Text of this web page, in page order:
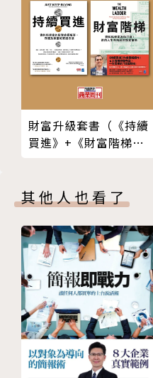
●遊戲化怎麼做？遊戲化
動力
周郁凱創發八角框架（
理論、動機心理學和行
為八種核心動力，設計
體驗！
【核心動力1：重大使命與
時間撰寫維基百科，為拓
【核心動力2 ：進度與成
享受挑戰積分、得到勳
Bay賣家持續達標，將擁
【核心動力3：賦予創造力
《農場鄉村》可以農場當
讓玩家為展現自我而流連
好設計師 vs. 差勁設計師
第3章 八角框架架構
人人可用的遊戲化設計架構
遊戲化的八項核心動力
左腦（外部傾向） vs. 右
白帽 vs. 黑帽遊戲化
將第一級的八角框架應
第二層與更高級的八角框
第4章 正確看待遊戲化
文字戰爭
字義 vs. 價值
番茄是水果還是蔬菜
顯性遊戲化：滿足非遊戲
隱性遊戲化：使用遊戲
隱性 vs. 顯性遊戲化
遊戲化的四項應用領域
☑馬上動手做
第5章 第一項核心動力
財富升級套書（《持續
買進》+《財富階梯》
其他人也看了